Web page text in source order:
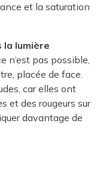
et la saturation
la lumière
n’est pas possible,
placée de face.
car elles ont
et des rougeurs sur
davantage de